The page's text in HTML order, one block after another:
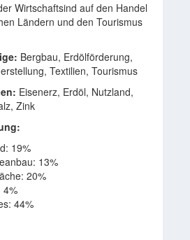
Wirtschaftsind auf den Handel
Ländern und den Tourismus
Bergbau, Erdölförderung,
Textilien, Tourismus
Eisenerz, Erdöl, Nutzland,
Zink
19%
13%
20%
4%
44%